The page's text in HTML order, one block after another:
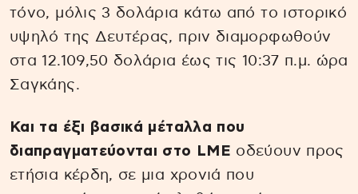
τόνο, μόλις 3 δολάρια κάτω από το ιστορικό
υψηλό της Δευτέρας, πριν διαμορφωθούν
στα 12.109,50 δολάρια έως τις 10:37 π.μ. ώρα
Σαγκάης.
Και τα έξι βασικά μέταλλα που
διαπραγματεύονται στο LME οδεύουν προς
ετήσια κέρδη, σε μια χρονιά που